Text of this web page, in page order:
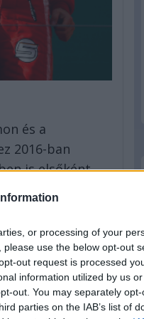
or processing of your
use the below opt-out
out request is processed
information utilized by us
out. You may separately
parties on the IAB’s list of
és a
2016-ban
is elsőként
(3), Kimi
futamát 2014-
Rosberg,
, vagy
Ezt a